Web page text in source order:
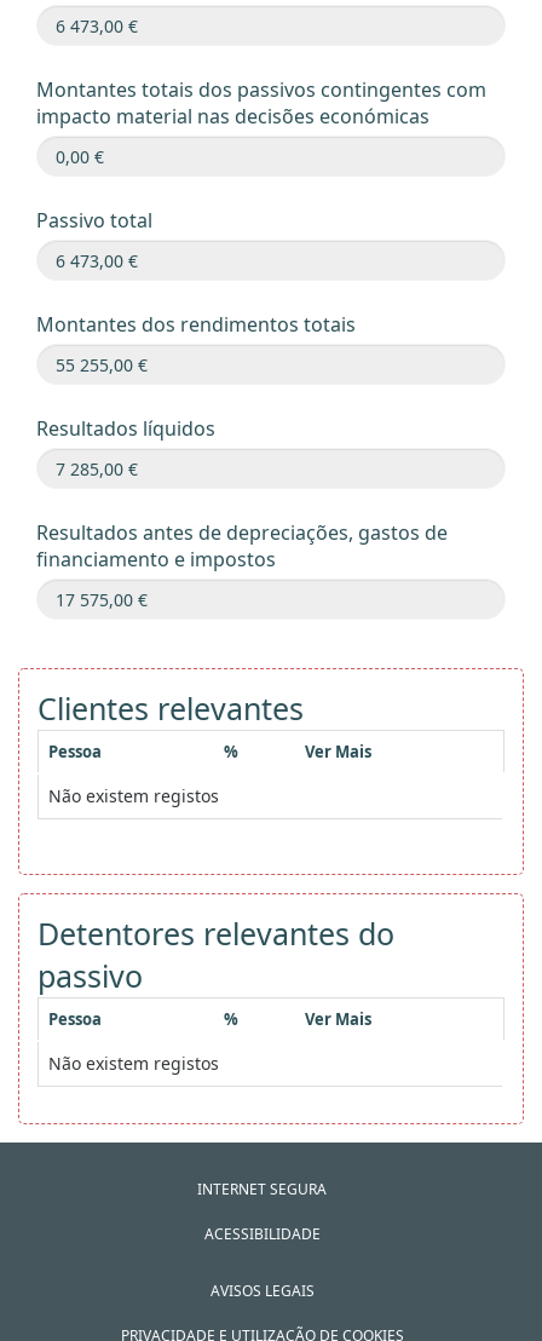
Montantes totais dos passivos contingentes com
impacto material nas decisões económicas
Passivo total
Montantes dos rendimentos totais
Resultados líquidos
Resultados antes de depreciações, gastos de
financiamento e impostos
Clientes relevantes
Pessoa % Ver Mais
Não existem registos
Detentores relevantes do
passivo
Pessoa % Ver Mais
Não existem registos
INTERNET SEGURA
ACESSIBILIDADE
AVISOS LEGAIS
PRIVACIDADE E UTILIZAÇÃO DE COOKIES